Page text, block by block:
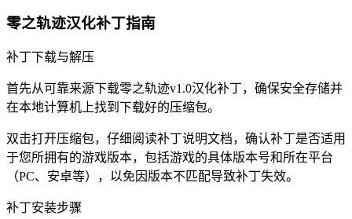
零之轨迹汉化补丁指南
补丁下载与解压
首先从可靠来源下载零之轨迹v1.0汉化补丁，确保安全存储并
在本地计算机上找到下载好的压缩包。
双击打开压缩包，仔细阅读补丁说明文档，确认补丁是否适用
于您所拥有的游戏版本，包括游戏的具体版本号和所在平台
（PC、安卓等），以免因版本不匹配导致补丁失效。
补丁安装步骤